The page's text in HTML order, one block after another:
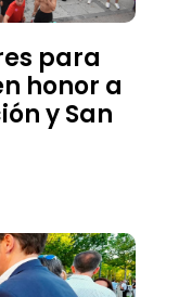
para
honor a
y San